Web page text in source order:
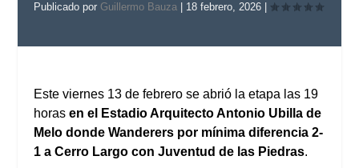
Publicado por Guillermo Bauza 18 febrero, 2026
Este viernes 13 de febrero se abrió la etapa las 19
horasen el Estadio Arquitecto Antonio Ubilla de
Melo donde Wanderers por mínima diferencia 2-
1 a Cerro Largo con Juventud de las Piedras.